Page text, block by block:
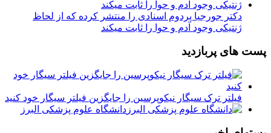
دکتر جورجیا پردوم اسنادی را منتشر کرده که از لحاظ
ژنتیکی وجود آدم و حوا را ثابت میکند
پست های پربازدید
فیلتر ترک سیگار نیکوپرسین را جایگزین فیلتر سیگار خود کنید
دانشگاه علوم پزشکی البرز